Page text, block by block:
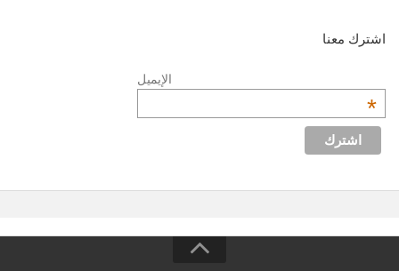
اشترك معنا
الإيميل
*